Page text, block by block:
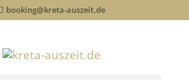
booking@kreta-auszeit.de